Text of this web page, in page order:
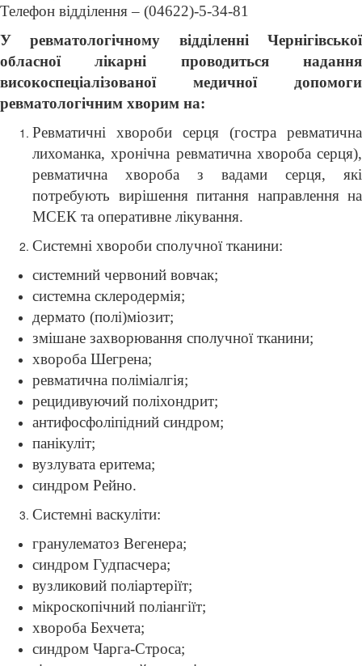
Телефон відділення – (04622)-5-34-81
У ревматологічному відділенні Чернігівської
обласної лікарні проводиться надання
високоспеціалізованої медичної допомоги
ревматологічним хворим на:
Ревматичні хвороби серця (гостра ревматична
лихоманка, хронічна ревматична хвороба серця),
ревматична хвороба з вадами серця, які
потребують вирішення питання направлення на
МСЕК та оперативне лікування.
Системні хвороби сполучної тканини:
системний червоний вовчак;
системна склеродермія;
дермато (полі)міозит;
змішане захворювання сполучної тканини;
хвороба Шегрена;
ревматична поліміалгія;
рецидивуючий поліхондрит;
антифосфоліпідний синдром;
панікуліт;
вузлувата еритема;
синдром Рейно.
Системні васкуліти:
гранулематоз Вегенера;
синдром Гудпасчера;
вузликовий поліартеріїт;
мікроскопічний поліангіїт;
хвороба Бехчета;
синдром Чарга-Строса;